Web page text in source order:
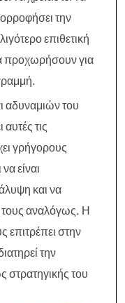
την
επιθετική
προχωρήσουν για
αδυναμιών του
τις
γρήγορους
είναι
και να
αναλόγως. Η
επιτρέπει στην
την
στρατηγικής του